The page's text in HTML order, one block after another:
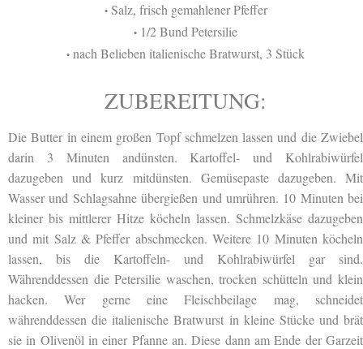
•Salz, frisch gemahlener Pfeffer
• 1/2 Bund Petersilie
• nach Belieben italienische Bratwurst, 3 Stück
ZUBEREITUNG:
Die Butter in einem großen Topf schmelzen lassen und die Zwiebel
darin 3 Minuten andünsten. Kartoffel- und Kohlrabiwürfel
dazugeben und kurz mitdünsten. Gemüsepaste dazugeben. Mit
Wasser und Schlagsahne übergießen und umrühren. 10 Minuten bei
kleiner bis mittlerer Hitze köcheln lassen. Schmelzkäse dazugeben
und mit Salz & Pfeffer abschmecken. Weitere 10 Minuten köcheln
lassen, bis die Kartoffeln- und Kohlrabiwürfel gar sind.
Währenddessen die Petersilie waschen, trocken schütteln und klein
hacken. Wer gerne eine Fleischbeilage mag, schneidet
währenddessen die italienische Bratwurst in kleine Stücke und brät
sie in Olivenöl in einer Pfanne an. Diese dann am Ende der Garzeit